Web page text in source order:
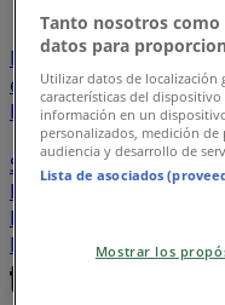
ελληνικά market
Mango
Admiral
express market
INTERSPORT
Stihl
Massimo Dutti
NIKE
Stores
Pink Woman
ΓΡΗΓΟΡΙΑΔΗΣ
Swatch
HOME
Mothercare
Tezenis
Tanto nosotros
datos para
Utilizar datos de localización
características del
información en un
personalizados, medición
audiencia y desarrollo de
Lista de asociados
Mostrar los